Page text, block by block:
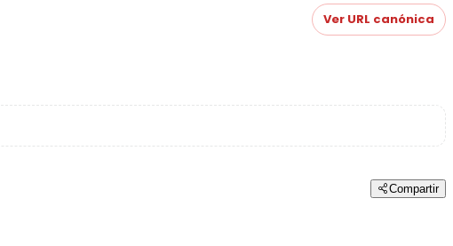
Ver URL canónica
Compartir